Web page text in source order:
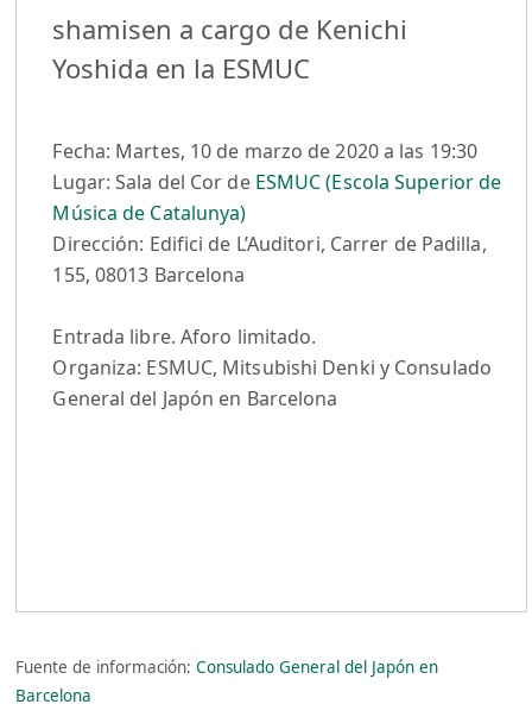
shamisen a cargo de Kenichi
Yoshida en la ESMUC
Fecha: Martes, 10 de marzo de 2020 a las 19:30
Lugar: Sala del Cor de ESMUC (Escola Superior de
Música de Catalunya)
Dirección: Edifici de L’Auditori, Carrer de Padilla,
155, 08013 Barcelona
Entrada libre. Aforo limitado.
Organiza: ESMUC, Mitsubishi Denki y Consulado
General del Japón en Barcelona
Fuente de información:Consulado General del Japón en
Barcelona